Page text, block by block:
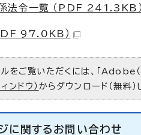
法令一覧 （PDF 241.3KB）
97.0KB）
をご覧いただくには、「Adobe
ンドウ）からダウンロード（無料）
に関する お問い合わせ